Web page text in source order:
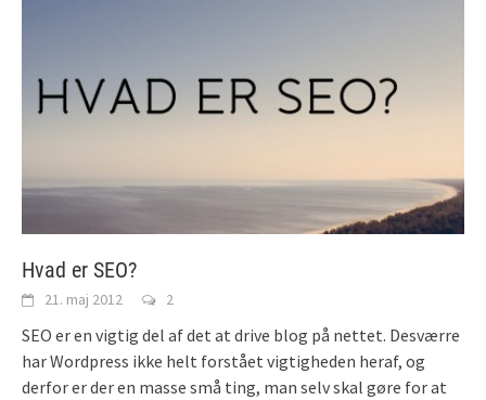
Hvad er SEO?
21. maj 2012 2
SEO er en vigtig del af det at drive blog på nettet. Desværre
har Wordpress ikke helt forstået vigtigheden heraf, og
derfor er der en masse små ting, man selv skal gøre for at